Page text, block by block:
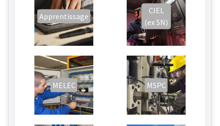
Apprentissage
CIEL
(ex SN)
MELEC MSPC